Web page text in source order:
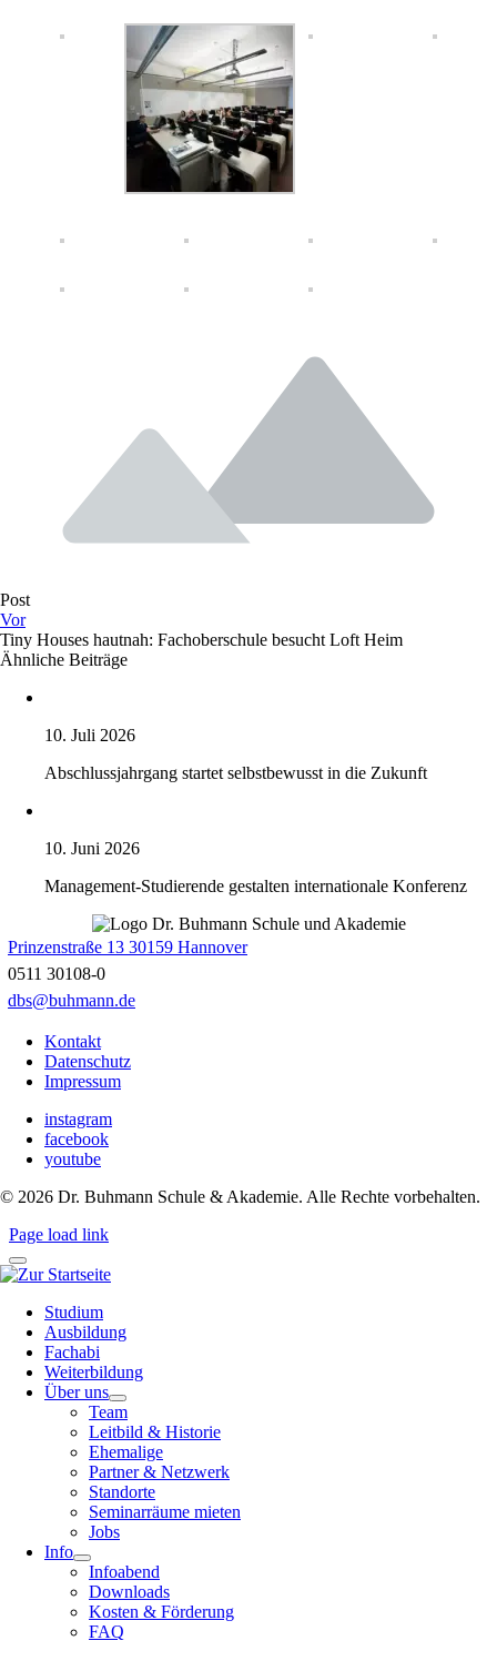
Post
Vor
Tiny Houses hautnah: Fachoberschule besucht Loft Heim
Ähnliche Beiträge
10. Juli 2026
Abschlussjahrgang startet selbstbewusst in die Zukunft
10. Juni 2026
Management-Studierende gestalten internationale Konferenz
Prinzenstraße 13 30159 Hannover
0511 30108-0
dbs@buhmann.de
Kontakt
Datenschutz
Impressum
instagram
facebook
youtube
© 2026 Dr. Buhmann Schule & Akademie. Alle Rechte vorbehalten.
Page load link
Studium
Ausbildung
Fachabi
Weiterbildung
Über uns
Team
Leitbild & Historie
Ehemalige
Partner & Netzwerk
Standorte
Seminarräume mieten
Jobs
Info
Infoabend
Downloads
Kosten & Förderung
FAQ